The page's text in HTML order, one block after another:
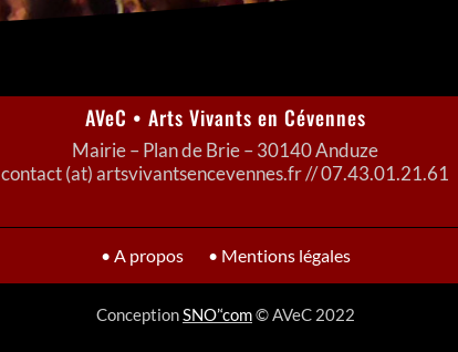
AVeC • Arts Vivants en Cévennes
Mairie – Plan de Brie – 30140 Anduze
contact (at) artsvivantsencevennes.fr // 07.43.01.21.61
• A propos • Mentions légales
Conception SNO’‘com© AVeC 2022